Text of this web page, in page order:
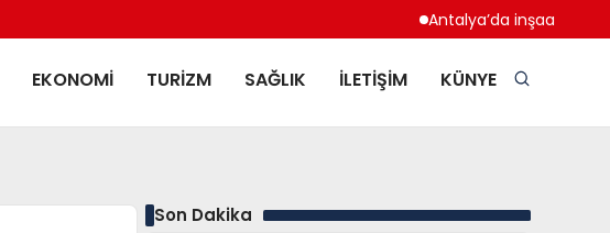
Antalya’da inşaat çalışması
EKONOMI TURIZM SAĞLIK İLETIŞIM KÜNYE
Son Dakika